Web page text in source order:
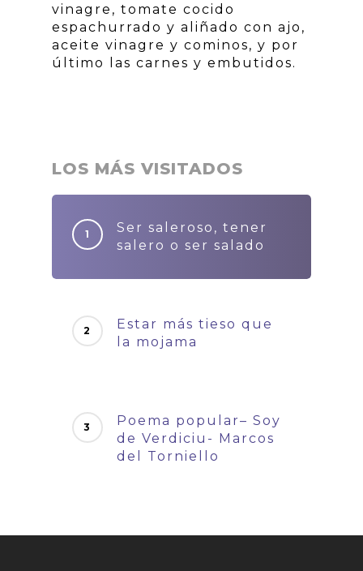
vinagre, tomate cocido
espachurrado y aliñado con ajo,
aceite vinagre y cominos, y por
último las carnes y embutidos.
LOS MÁS VISITADOS
Ser saleroso, tener
salero o ser salado
Estar más tieso que
la mojama
Poema popular– Soy
de Verdiciu- Marcos
del Torniello